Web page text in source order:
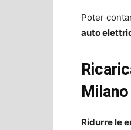
Poter
auto
Milano
Ridurre le